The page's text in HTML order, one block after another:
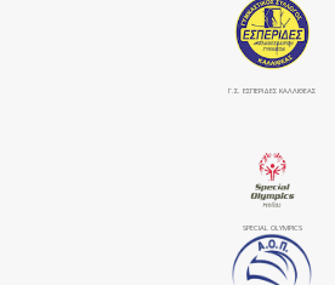
Γ.Σ. ΕΣΠΕΡΙΔΕΣ ΚΑΛΛΙΘΕΑΣ
SPECIAL OLYMPICS